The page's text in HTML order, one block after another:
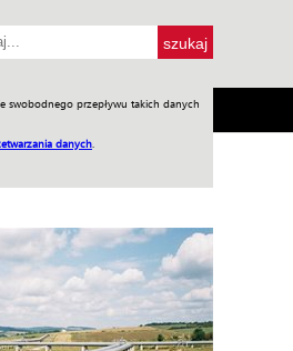
swobodnego przepływu takich danych
danych
Praca w WIW